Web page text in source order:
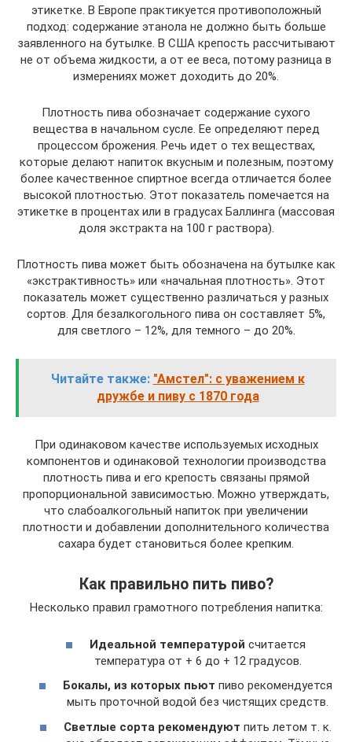
этикетке. В Европе практикуется противоположный
подход: содержание этанола не должно быть больше
заявленного на бутылке. В США крепость рассчитывают
не от объема жидкости, а от ее веса, потому разница в
измерениях может доходить до 20%.
Плотность пива обозначает содержание сухого
вещества в начальном сусле. Ее определяют перед
процессом брожения. Речь идет о тех веществах,
которые делают напиток вкусным и полезным, поэтому
более качественное спиртное всегда отличается более
высокой плотностью. Этот показатель помечается на
этикетке в процентах или в градусах Баллинга (массовая
доля экстракта на 100 г раствора).
Плотность пива может быть обозначена на бутылке как
«экстрактивность» или «начальная плотность». Этот
показатель может существенно различаться у разных
сортов. Для безалкогольного пива он составляет 5%,
для светлого – 12%, для темного – до 20%.
Читайте также: "Амстел": с уважением к
дружбе и пиву с 1870 года
При одинаковом качестве используемых исходных
компонентов и одинаковой технологии производства
плотность пива и его крепость связаны прямой
пропорциональной зависимостью. Можно утверждать,
что слабоалкогольный напиток при увеличении
плотности и добавлении дополнительного количества
сахара будет становиться более крепким.
Как правильно пить пиво?
Несколько правил грамотного потребления напитка:
Идеальной температурой считается
температура от + 6 до + 12 градусов.
Бокалы, из которых пьют пиво рекомендуется
мыть проточной водой без чистящих средств.
Светлые сорта рекомендуют пить летом т. к.